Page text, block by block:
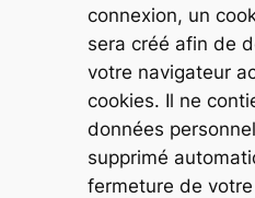
connexion, un
sera créé afin de
votre navigateur
cookies. Il ne
données
supprimé
fermeture de